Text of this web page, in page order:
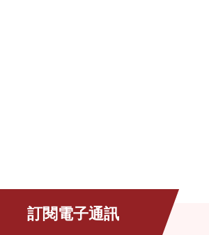
社區復康服務
訂閱電子通訊